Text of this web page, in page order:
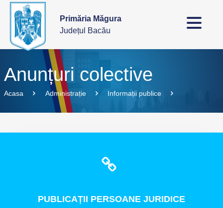
Primăria Măgura
Județul Bacău
Anunțuri colective
Acasa Administrație Informații publice
PUBLICAȚII PERSOANE JURIDICE